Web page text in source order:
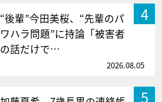
4
“後輩”今田美桜、“先輩のパ
ワハラ問題”に持論「被害者
の話だけで…
2026.08.05
5